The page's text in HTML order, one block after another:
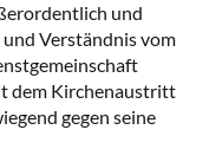
und
Verständnis vom
dem Kirchenaustritt
gegen seine